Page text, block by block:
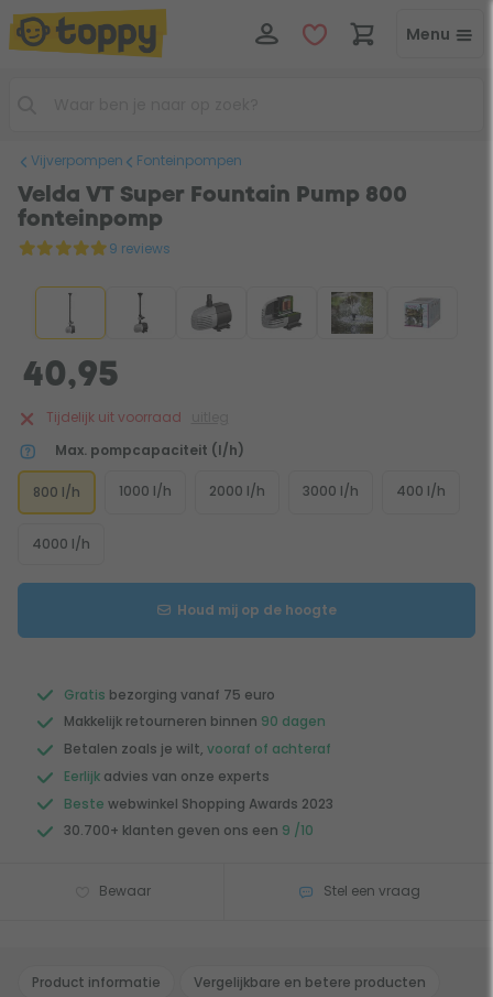
Menu
Vijverpompen Fonteinpompen
Velda VT Super Fountain Pump 800
fonteinpomp
9 reviews
40,95
Tijdelijk uit voorraad
Max. pompcapaciteit (l/h)
800 l/h 1000 l/h 2000 l/h 3000 l/h 400 l/h
4000 l/h
Houd mij op de hoogte
Gratis bezorging vanaf 75 euro
Makkelijk retourneren binnen 90 dagen
Betalen zoals je wilt, vooraf of achteraf
Eerlijk advies van onze experts
Beste webwinkel Shopping Awards 2023
30.700+ klanten geven ons een 9 /10
Bewaar Stel een vraag
Product informatie Vergelijkbare en betere producten